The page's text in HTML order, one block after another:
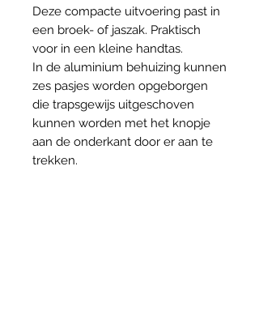
Deze compacte uitvoering past in
een broek- of jaszak. Praktisch
voor in een kleine handtas.
In de aluminium behuizing kunnen
zes pasjes worden opgeborgen
die trapsgewijs uitgeschoven
kunnen worden met het knopje
aan de onderkant door er aan te
trekken.